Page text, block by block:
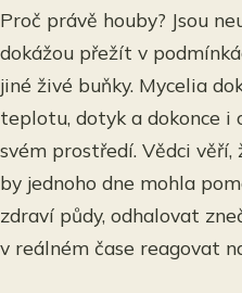
Proč právě houby? Jsou
dokážou přežít v
jiné živé buňky. Mycelia
teplotu, dotyk a dokonce i
svém prostředí. Vědci
by jednoho dne mohla
zdraví půdy, odhalovat
v reálném čase reagovat